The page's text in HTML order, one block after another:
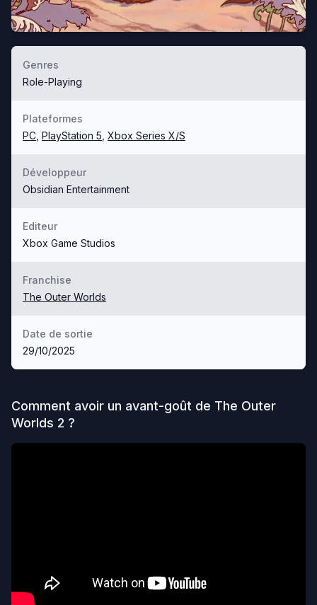
Genres
Role-Playing
Plateformes
PC PlayStation 5 Xbox Series X/S
Développeur
Obsidian Entertainment
Editeur
Xbox Game Studios
Franchise
The Outer Worlds
Date de sortie
29/10/2025
Comment avoir un avant-goût de The Outer
Worlds 2 ?